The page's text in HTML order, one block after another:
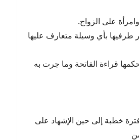
على الزواج.
طرفيها بأي وسيلة متعارف عليها
قراءة الفاتحة وما جرت به
خطبة إلى حين الإشهاد على